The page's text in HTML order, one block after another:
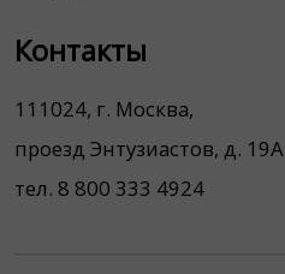
Контакты
111024, г. Москва,
проезд Энтузиастов, д. 19А
тел. 8 800 333 4924